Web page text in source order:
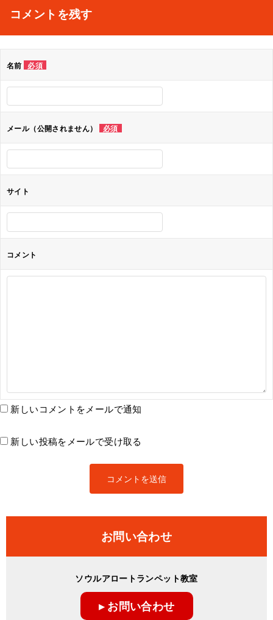
ビ
シ
ョ
ン
コメントを残す
名前 必須
メール（公開されません） 必須
サイト
コメント
新しいコメントをメールで通知
新しい投稿をメールで受け取る
お問い合わせ
ソウルアロートランペット教室
▸ お問い合わせ